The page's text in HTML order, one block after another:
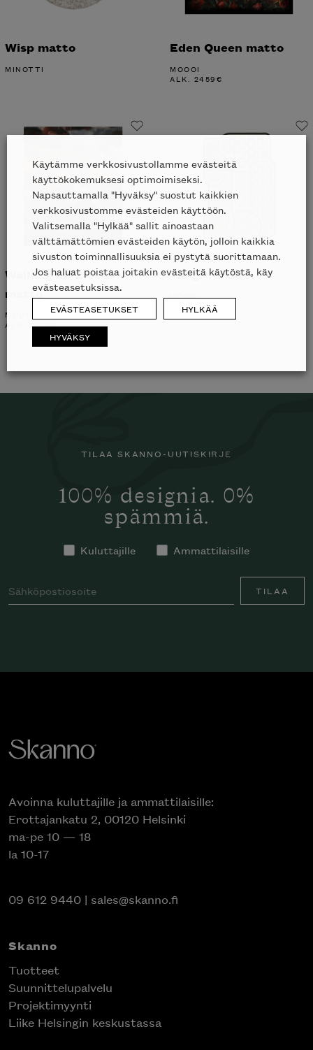
Wisp matto
MINOTTI
Eden Queen matto
MOOOI
ALK. 2459€
Walking on Clouds
matto
MOOOI
ALK. 2708€
Tangle matto
MOOOI
ALK.2603
TILAA SKANNO-UUTISKIRJE
100% designia. 0%
spämmiä.
Kuluttajille Ammattilaisille
TILAA
Avoinna kuluttajille ja ammattilaisille:
Erottajankatu 2, 00120 Helsinki
ma-pe 10 — 18
la 10-17
09 612 9440 | sales@skanno.fi
Skanno
Tuotteet
Suunnittelupalvelu
Projektimyynti
Liike Helsingin keskustassa
Käytämme verkkosivustollamme evästeitä
käyttökokemuksesi optimoimiseksi.
Napsauttamalla "Hyväksy" suostut kaikkien
verkkosivustomme evästeiden käyttöön.
Valitsemalla "Hylkää" sallit ainoastaan
välttämättömien evästeiden käytön, jolloin kaikkia
sivuston toiminnallisuuksia ei pystytä suorittamaan.
Jos haluat poistaa joitakin evästeitä käytöstä, käy
evästeasetuksissa.
EVÄSTEASETUKSET HYLKÄÄ
HYVÄKSY